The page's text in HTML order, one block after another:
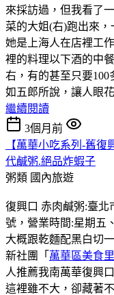
來採訪過，但我看了
菜的大姐(右)跑出來
她是上海人在店裡工
裡的料理以下酒的中
右，有的甚至只要
如五郎所說，讓人眼
繼續閱讀
3個月前
【萬華小吃系列-舊
代鹹粥.絕品炸蝦子
粥類 國內旅遊
復興口 赤肉鹹粥:臺北
號，營業時間:星期五
大概跟乾麵配黑白切
新社團「 萬華區美食里
人推薦我南萬華復興
這裡雖不大，卻藏著